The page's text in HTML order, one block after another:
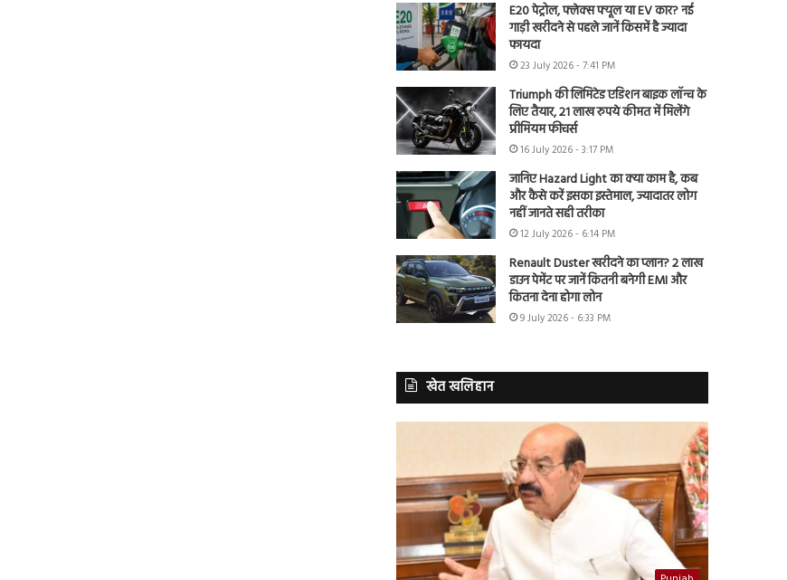
E20 पेट्रोल, फ्लेक्स फ्यूल या EV कार? नई
गाड़ी खरीदने से पहले जानें किसमें है ज्यादा
फायदा
23 July 2026 - 7:41 PM
Triumph की लिमिटेड एडिशन बाइक लॉन्च के
लिए तैयार, 21 लाख रुपये कीमत में मिलेंगे
प्रीमियम फीचर्स
16 July 2026 - 3:17 PM
जानिए Hazard Light का क्या काम है, कब
और कैसे करें इसका इस्तेमाल, ज्यादातर लोग
नहीं जानते सही तरीका
12 July 2026 - 6:14 PM
Renault Duster खरीदने का प्लान? 2 लाख
डाउन पेमेंट पर जानें कितनी बनेगी EMI और
कितना देना होगा लोन
9 July 2026 - 6:33 PM
खेत खलिहान